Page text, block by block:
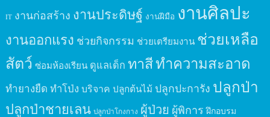
IT งานก่อสร้าง งานประดิษฐ์ งานฝีมือ งานศิลปะ
งานออกแรง ช่วยกิจกรรม ช่วยเตรียมงาน ช่วยเหลือ
สัตว์ ซ่อมห้องเรียน ดูแลเด็ก ทาสีทำความสะอาด
ทำยางยืด ทำโป่ง บริจาค ปลูกต้นไม้ ปลูกปะการัง ปลูกป่า
ปลูกป่าชายเลน ปลูกป่าโกงกาง ผู้ป่วย ผู้พิการ ฝึกอบรม